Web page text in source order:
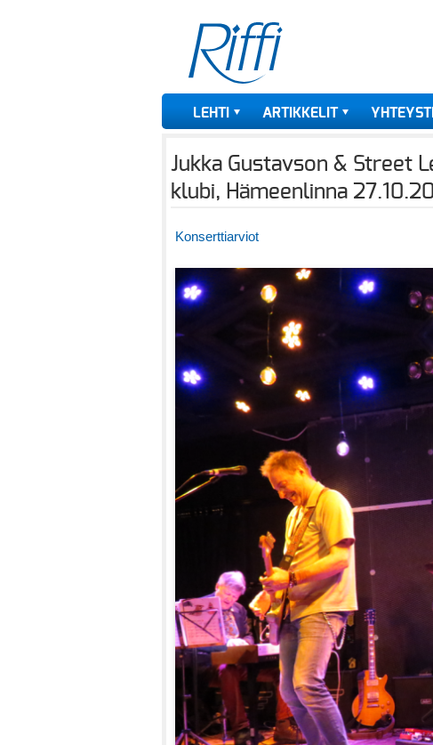
LEHTI ARTIKKELIT
Jukka Gustavson & Street
klubi, Hämeenlinna
Konserttiarviot